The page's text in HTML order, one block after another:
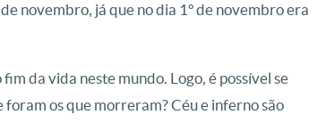
novembro, já que no dia 1º de novembro era
da vida neste mundo. Logo, é possível se
os que morreram? Céu e inferno são